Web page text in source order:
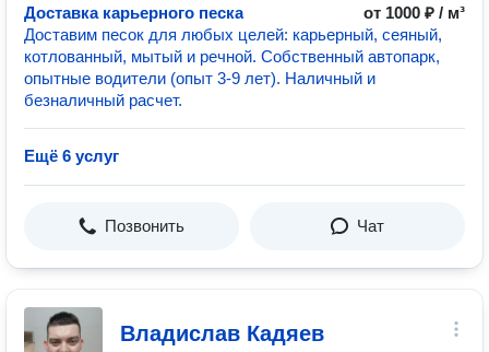
Доставка карьерного песка
от 1000 ₽ / м³
Доставим песок для любых целей: карьерный, сеяный,
котлованный, мытый и речной. Собственный автопарк,
опытные водители (опыт 3-9 лет). Наличный и
безналичный расчет.
Ещё 6 услуг
Позвонить Чат
Владислав Кадяев